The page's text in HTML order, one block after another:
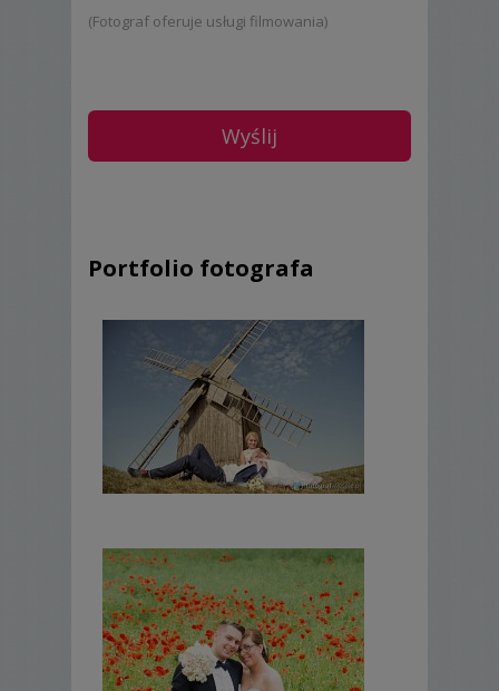
(Fotograf oferuje usługi filmowania)
Portfolio fotografa